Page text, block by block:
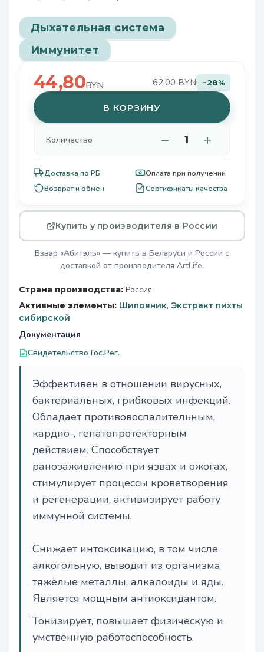
Страна производства: Россия
Активные элементы: Шиповник, Экстракт пихты
сибирской
Документация
Свидетельство Гос.Рег.
Дыхательная система
Иммунитет
Эффективен в отношении вирусных,
бактериальных, грибковых инфекций.
Обладает противовоспалительным,
кардио-, гепатопротекторным
действием. Способствует
ранозаживлению при язвах и ожогах,
стимулирует процессы кроветворения
и регенерации, активизирует работу
иммунной системы.
Снижает интоксикацию, в том числе
алкогольную, выводит из организма
тяжёлые металлы, алкалоиды и яды.
Является мощным антиоксидантом.
Тонизирует, повышает физическую и
умственную работоспособность.
44,80BYN 62,00 BYN −28%
В КОРЗИНУ
Количество − +
Доставка по РБ
Оплата при получении
Возврат и обмен
Сертификаты качества
Купить у производителя в России
Взвар «Абитэль» — купить в Беларуси и России с
доставкой от производителя ArtLife.